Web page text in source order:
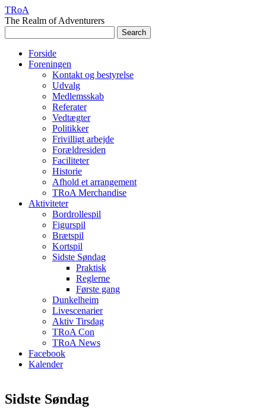
TRoA
The Realm of Adventurers
Forside
Foreningen
Kontakt og bestyrelse
Udvalg
Medlemsskab
Referater
Vedtægter
Politikker
Frivilligt arbejde
Forældresiden
Faciliteter
Historie
Afhold et arrangement
TRoA Merchandise
Aktiviteter
Bordrollespil
Figurspil
Brætspil
Kortspil
Sidste Søndag
Praktisk
Reglerne
Første gang
Dunkelheim
Livescenarier
Aktiv Tirsdag
TRoA Con
TRoA News
Facebook
Kalender
Sidste Søndag